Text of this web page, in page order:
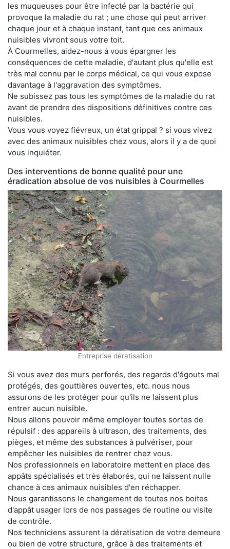
les muqueuses pour être infecté par la bactérie qui
provoque la maladie du rat ; une chose qui peut arriver
chaque jour et à chaque instant, tant que ces animaux
nuisibles vivront sous votre toit.
À Courmelles, aidez-nous à vous épargner les
conséquences de cette maladie, d'autant plus qu'elle est
très mal connu par le corps médical, ce qui vous expose
davantage à l'aggravation des symptômes.
Ne subissez pas tous les symptômes de la maladie du rat
avant de prendre des dispositions définitives contre ces
nuisibles.
Vous vous voyez fiévreux, un état grippal ? si vous vivez
avec des animaux nuisibles chez vous, alors il y a de quoi
vous inquiéter.
Des interventions de bonne qualité pour une
éradication absolue de vos nuisibles à Courmelles
Entreprise dératisation
Si vous avez des murs perforés, des regards d'égouts mal
protégés, des gouttières ouvertes, etc. nous nous
assurons de les protéger pour qu'ils ne laissent plus
entrer aucun nuisible.
Nous allons pouvoir même employer toutes sortes de
répulsif : des appareils à ultrason, des traitements, des
pièges, et même des substances à pulvériser, pour
empêcher les nuisibles de rentrer chez vous.
Nos professionnels en laboratoire mettent en place des
appâts spécialisés et très élaborés, qui ne laissent nulle
chance à ces animaux nuisibles d'en réchapper.
Nous garantissons le changement de toutes nos boites
d'appât usager lors de nos passages de routine ou visite
de contrôle.
Nos techniciens assurent la dératisation de votre demeure
ou bien de votre structure, grâce à des traitements et